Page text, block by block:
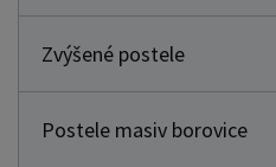
Zvýšené postele
Postele masiv borovice